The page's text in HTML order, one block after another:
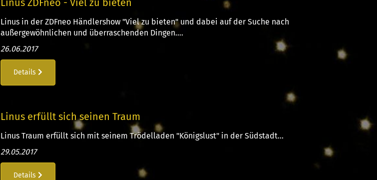
Linus in der ZDFneo Händlershow "Viel zu bieten" und dabei auf der Suche nach
außergewöhnlichen und überraschenden Dingen....
26.06.2017
Details
Linus erfüllt sich seinen Traum
Linus Traum erfüllt sich mit seinem Trödelladen "Königslust" in der Südstadt...
29.05.2017
Details